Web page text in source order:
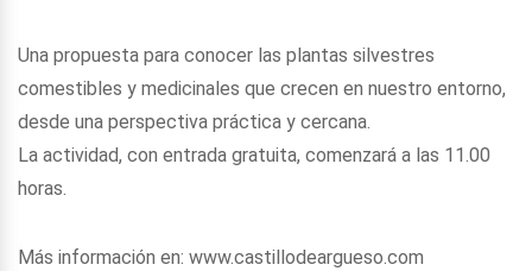
Una propuesta para conocer las plantas silvestres
comestibles y medicinales que crecen en nuestro entorno,
desde una perspectiva práctica y cercana.
La actividad, con entrada gratuita, comenzará a las 11.00
horas.
Más información en: www.castillodeargueso.com